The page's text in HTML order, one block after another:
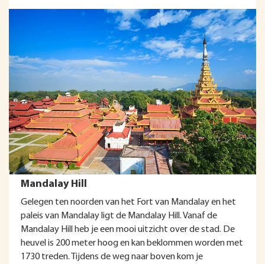
Mandalay Hill
Gelegen ten noorden van het Fort van Mandalay en het
paleis van Mandalay ligt de Mandalay Hill. Vanaf de
Mandalay Hill heb je een mooi uitzicht over de stad. De
heuvel is 200 meter hoog en kan beklommen worden met
1730 treden. Tijdens de weg naar boven kom je